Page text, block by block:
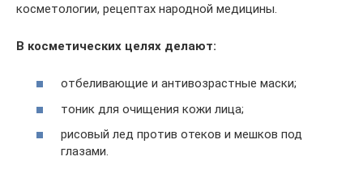
косметологии, рецептах народной медицины.
В косметических целях делают:
отбеливающие и антивозрастные маски;
тоник для очищения кожи лица;
рисовый лед против отеков и мешков под
глазами.